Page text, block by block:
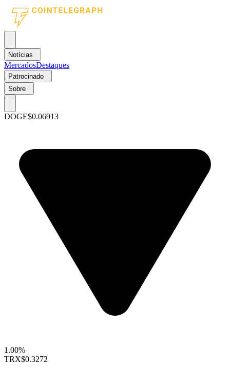
Notícias
MercadosDestaques
Patrocinado
Sobre
DOGE$0.06913
1.00%
TRX$0.3272